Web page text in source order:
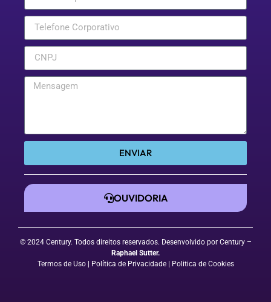
ENVIAR
OUVIDORIA
© 2024 Century. Todos direitos reservados. Desenvolvido por Century –
Raphael Sutter.
Termos de Uso | Política de Privacidade| Politica de Cookies